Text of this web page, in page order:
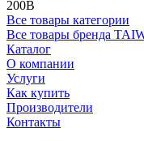
200В
Все товары категории
Все товары бренда
Каталог
О компании
Услуги
Как купить
Производители
Контакты